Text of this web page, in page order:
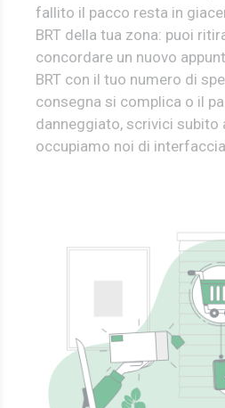
fallito il pacco resta in
BRT della tua zona: puoi
concordare un nuovo
BRT con il tuo numero di
consegna si complica o il
danneggiato, scrivici subito
occupiamo noi di